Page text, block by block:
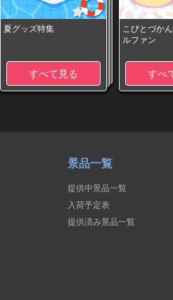
夏グッズ特集
すべて見る
こびとづか
ルファン
すべ
景品一覧
提供中景品一覧
入荷予定表
提供済み景品一覧